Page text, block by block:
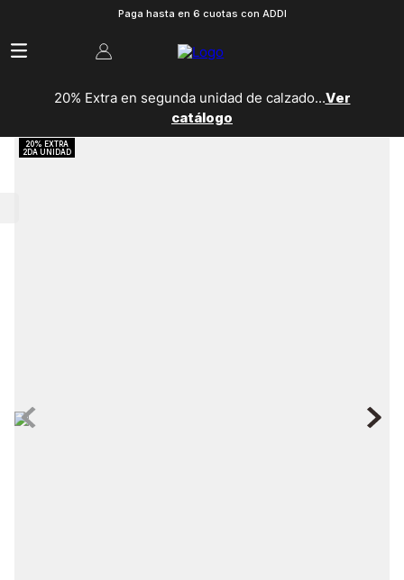
Paga hasta en 6 cuotas con ADDI
20% Extra en segunda unidad de calzado...Ver
catálogo